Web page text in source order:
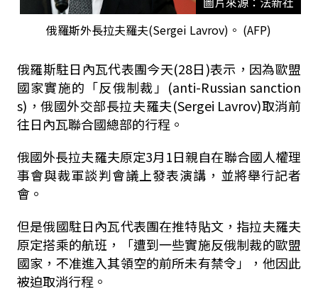
俄羅斯外長拉夫羅夫(Sergei Lavrov)。 (AFP)
俄羅斯駐日內瓦代表團今天(28日)表示，因為歐盟
國家實施的「反俄制裁」(anti-Russian sanction
s)，俄國外交部長拉夫羅夫(Sergei Lavrov)取消前
往日內瓦聯合國總部的行程。
俄國外長拉夫羅夫原定3月1日親自在聯合國人權理
事會與裁軍談判會議上發表演講，並將舉行記者
會。
但是俄國駐日內瓦代表團在推特貼文，指拉夫羅夫
原定搭乘的航班，「遭到一些實施反俄制裁的歐盟
國家，不准進入其領空的前所未有禁令」，他因此
被迫取消行程。